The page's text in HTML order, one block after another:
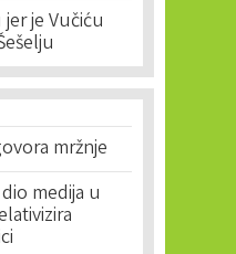
je Vučiću
mržnje
medija u